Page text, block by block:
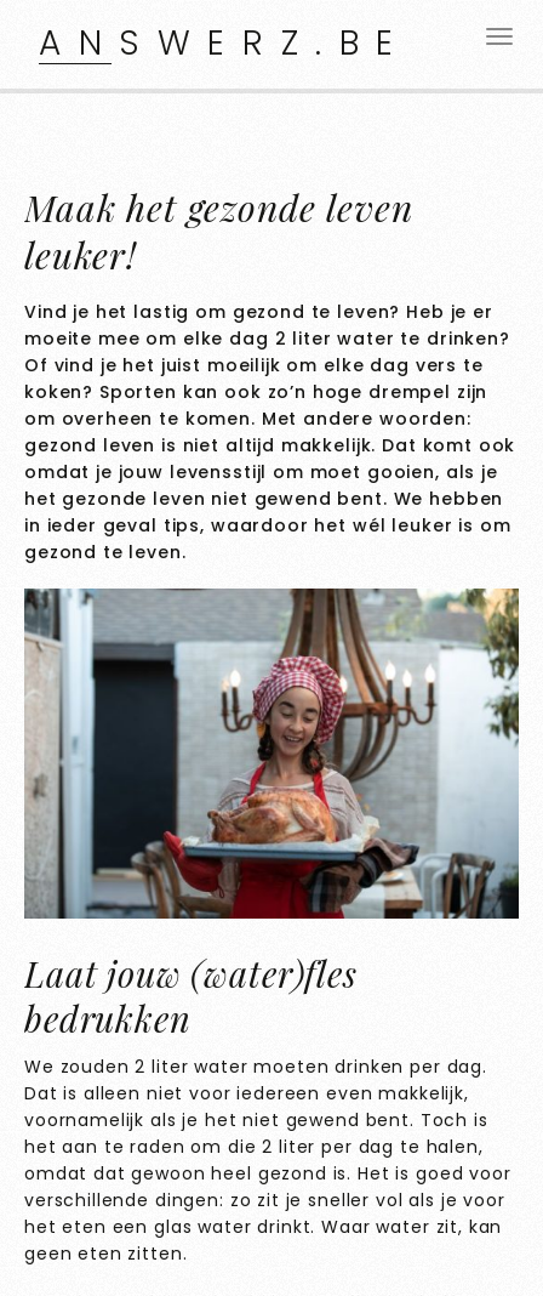
ANSWERZ.BE
Maak het gezonde leven
leuker!
Vind je het lastig om gezond te leven? Heb je er
moeite mee om elke dag 2 liter water te drinken?
Of vind je het juist moeilijk om elke dag vers te
koken? Sporten kan ook zo’n hoge drempel zijn
om overheen te komen. Met andere woorden:
gezond leven is niet altijd makkelijk. Dat komt ook
omdat je jouw levensstijl om moet gooien, als je
het gezonde leven niet gewend bent. We hebben
in ieder geval tips, waardoor het wél leuker is om
gezond te leven.
Laat jouw (water)fles
bedrukken
We zouden 2 liter water moeten drinken per dag.
Dat is alleen niet voor iedereen even makkelijk,
voornamelijk als je het niet gewend bent. Toch is
het aan te raden om die 2 liter per dag te halen,
omdat dat gewoon heel gezond is. Het is goed voor
verschillende dingen: zo zit je sneller vol als je voor
het eten een glas water drinkt. Waar water zit, kan
geen eten zitten.